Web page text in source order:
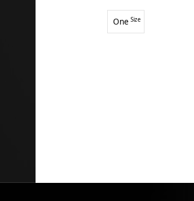
One Size